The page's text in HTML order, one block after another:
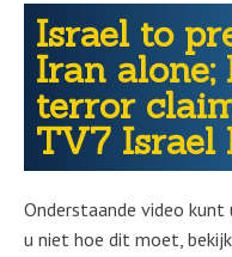
Israel to
Iran alone;
terror
TV7 Israel
Onderstaande video
u niet hoe dit moet,